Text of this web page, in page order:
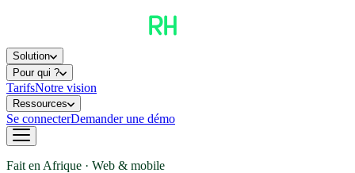
Solution
Pour qui ?
TarifsNotre vision
Ressources
Se connecterDemander une démo
Fait en Afrique · Web & mobile